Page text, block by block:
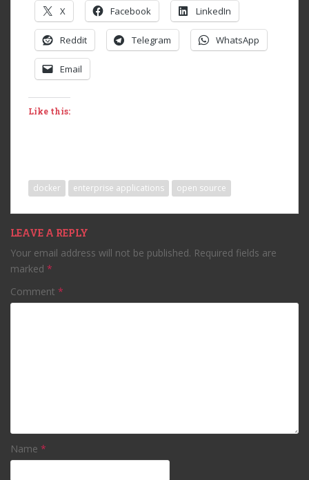
X Facebook LinkedIn
Reddit Telegram WhatsApp
Email
Like this:
docker enterprise applications open source
LEAVE A REPLY
Your email address will not be published. Required fields are
marked *
Comment *
Name *